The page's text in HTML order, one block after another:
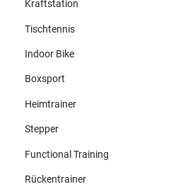
Kraftstation
Tischtennis
Indoor Bike
Boxsport
Heimtrainer
Stepper
Functional Training
Rückentrainer